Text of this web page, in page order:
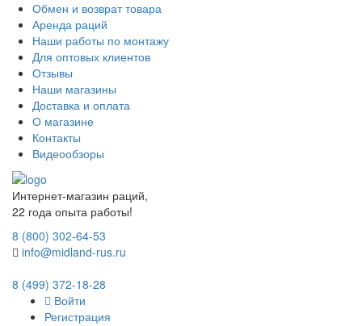
Обмен и возврат товара
Аренда раций
Наши работы по монтажу
Для оптовых клиентов
Отзывы
Наши магазины
Доставка и оплата
О магазине
Контакты
Видеообзоры
Интернет-магазин раций,
22 года опыта работы!
8 (800) 302-64-53
info@midland-rus.ru
8 (499) 372-18-28
Войти
Регистрация